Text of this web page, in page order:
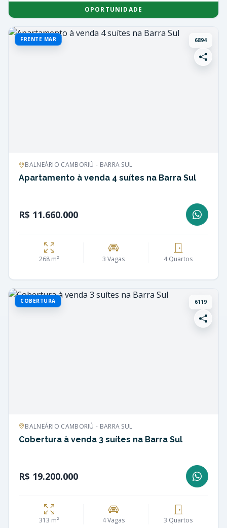
OPORTUNIDADE
FRENTE MAR 6894
BALNEÁRIO CAMBORIÚ - BARRA SUL
Apartamento à venda 4 suítes na Barra Sul
R$ 11.660.000
268 m² 3 Vagas 4 Quartos
COBERTURA 6119
BALNEÁRIO CAMBORIÚ - BARRA SUL
Cobertura à venda 3 suítes na Barra Sul
R$ 19.200.000
313 m² 4 Vagas 3 Quartos